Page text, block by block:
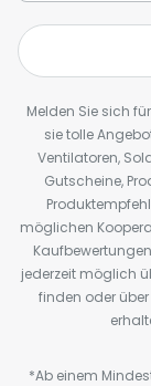
Melden Sie sich
sie tolle
Ventilatoren,
Gutscheine,
möglichen
jederzeit möglich
finden oder
*Ab einem